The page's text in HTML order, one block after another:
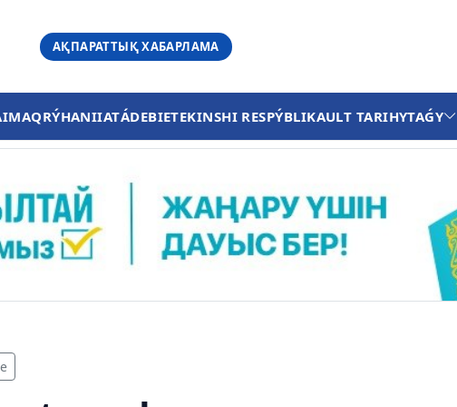
АҚПАРАТТЫҚ ХАБАРЛАМА
RÝHANIIATÁDEBIETEKINSHI RESPÝBLIKAULT TARIHYTAǴY